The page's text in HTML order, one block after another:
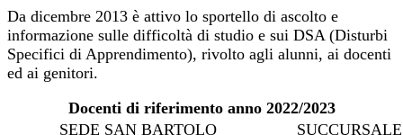
Da dicembre 2013 è attivo lo sportello di ascolto e
informazione sulle difficoltà di studio e sui DSA (Disturbi
Specifici di Apprendimento), rivolto agli alunni, ai docenti
ed ai genitori.
Docenti di riferimento anno 2022/2023
SEDE SAN BARTOLO